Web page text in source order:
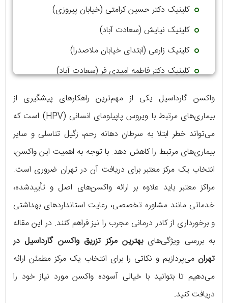
کلینیک دکتر حسین کرامتی (خیابان پیروزی)
کلینیک نیایش (سعادت آباد)
کلینیک زارعی (ابتدای خیابان ملاصدرا)
کلینیک دکتر فاطمه امیدی‌ فر (سعادت آباد)
دکتر مریم معتمدی نسب (فلکه دوم صادقیه)
واکسن گارداسیل یکی از مهم‌ترین راهکارهای پیشگیری از
بیماری‌های مرتبط با ویروس پاپیلومای انسانی (HPV) است که
می‌تواند خطر ابتلا به سرطان دهانه رحم، زگیل تناسلی و سایر
بیماری‌های مرتبط را کاهش دهد. با توجه به اهمیت این واکسن،
انتخاب یک مرکز معتبر برای دریافت آن در تهران ضروری است.
مراکز معتبر باید علاوه بر ارائه واکسن‌های اصل و تأییدشده،
خدماتی مانند مشاوره تخصصی، رعایت استانداردهای بهداشتی
و برخورداری از کادر درمانی مجرب را نیز فراهم کنند. در این مقاله
به بررسی ویژگی‌هایبهترین مرکز تزریق واکسن گارداسیل در
تهران می‌پردازیم و نکاتی را برای انتخاب یک مرکز مطمئن ارائه
می‌دهیم تا بتوانید با خیالی آسوده واکسن مورد نیاز خود را
دریافت کنید.